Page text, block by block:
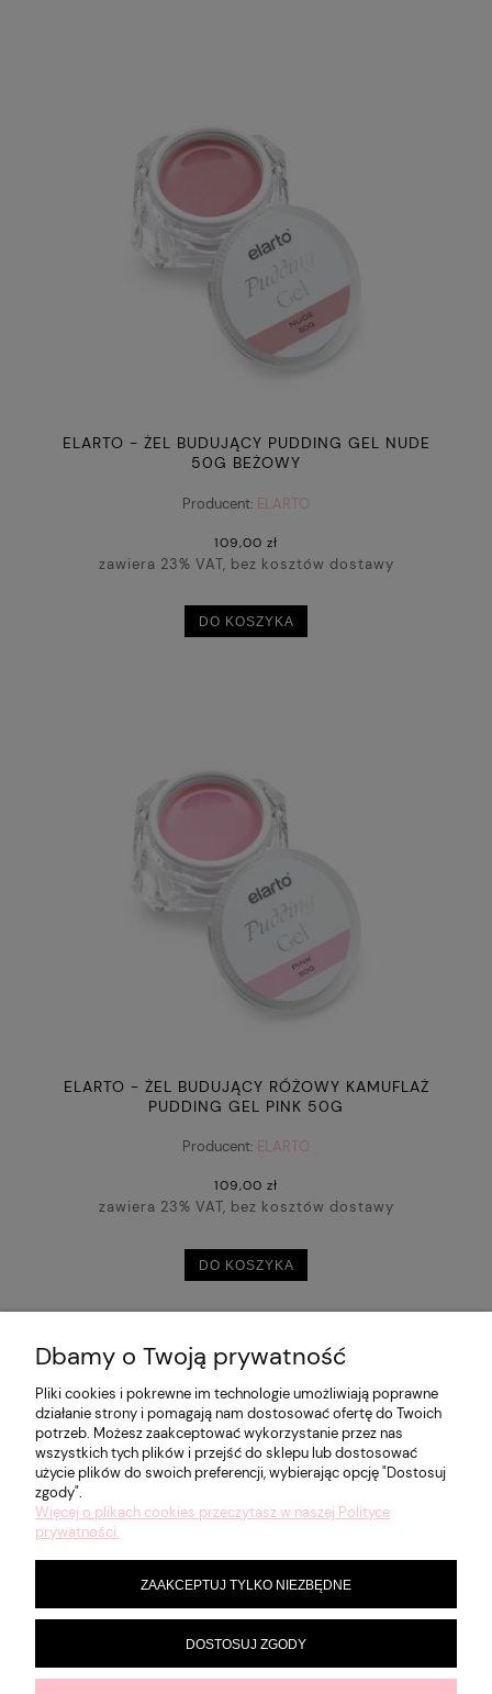
ELARTO - ŻEL BUDUJĄCY PUDDING GEL NUDE
50G BEŻOWY
Producent: ELARTO
109,00 zł
zawiera 23% VAT, bez kosztów dostawy
DO KOSZYKA
ELARTO - ŻEL BUDUJĄCY RÓŻOWY KAMUFLAŻ
PUDDING GEL PINK 50G
Producent: ELARTO
109,00 zł
zawiera 23% VAT, bez kosztów dostawy
DO KOSZYKA
MOJE KONTO
PŁATNOŚCI I DOSTAWA
INFORMACJE
O NAS
Dbamy o Twoją prywatność
Pliki cookies i pokrewne im technologie umożliwiają poprawne
działanie strony i pomagają nam dostosować ofertę do Twoich
potrzeb. Możesz zaakceptować wykorzystanie przez nas
wszystkich tych plików i przejść do sklepu lub dostosować
użycie plików do swoich preferencji, wybierając opcję "Dostosuj
zgody".
Więcej o plikach cookies przeczytasz w naszej Polityce
prywatności.
ZAAKCEPTUJ TYLKO NIEZBĘDNE
DOSTOSUJ ZGODY